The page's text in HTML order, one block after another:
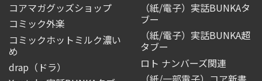
コアマガグッズショップ
コミック外楽
コミックホットミルク濃い
め
drap（ドラ）
（紙/電子）実話BUNKAタ
ブー
（紙/電子）実話BUNKA超
タブー
ロト ナンバーズ関連